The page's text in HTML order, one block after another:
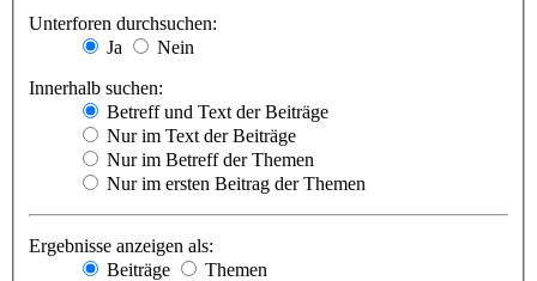
Unterforen durchsuchen:
Ja
Nein
Innerhalb suchen:
Betreff und Text der Beiträge
Nur im Text der Beiträge
Nur im Betreff der Themen
Nur im ersten Beitrag der Themen
Ergebnisse anzeigen als:
Beiträge
Themen